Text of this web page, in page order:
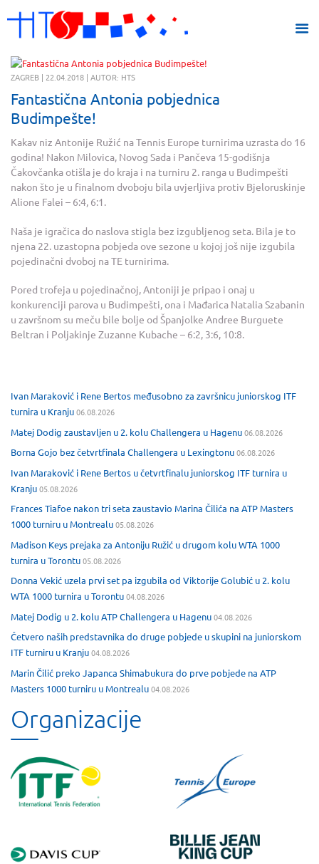
ZAGREB | 22.04.2018 | AUTOR: HTS
Fantastična Antonia pobjednica
Budimpešte!
Kakav niz Antonije Ružić na Tennis Europe turnirima uzrasta do 16
godina! Nakon Milovica, Novog Sada i Pančeva 15-godišnja
Čakovčanka otišla je do kraja i na turniru 2. ranga u Budimpešti
nakon što je u finalnom dvoboju bila uvjerljiva protiv Bjeloruskinje
Alione Falei – 6:4, 6:1.
Naša je igračica do naslova stigla bez izgubljenog seta. Bila je to
njena 22. uzastopna pobjeda ove sezone u kojoj još nije izgubila
pojedinačni dvoboj na TE turnirima.
Pored trofeja u pojedinačnoj, Antoniji je pripao i onaj u
konkurenciji parova u Budimpešti, ona i Mađarica Natalia Szabanin
u završnom su meču bile bolje od Španjolke Andree Burguete
Beltran i Poljakinje Zuzanne Kubache – 6:2, 3:6, 10:8.
Ivan Maraković i Rene Bertos međusobno za završnicu juniorskog ITF
turnira u Kranju06.08.2026
Matej Dodig zaustavljen u 2. kolu Challengera u Hagenu06.08.2026
Borna Gojo bez četvrtfinala Challengera u Lexingtonu06.08.2026
Ivan Maraković i Rene Bertos u četvrtfinalu juniorskog ITF turnira u
Kranju05.08.2026
Frances Tiafoe nakon tri seta zaustavio Marina Čilića na ATP Masters
1000 turniru u Montrealu05.08.2026
Madison Keys prejaka za Antoniju Ružić u drugom kolu WTA 1000
turnira u Torontu05.08.2026
Donna Vekić uzela prvi set pa izgubila od Viktorije Golubić u 2. kolu
WTA 1000 turnira u Torontu04.08.2026
Matej Dodig u 2. kolu ATP Challengera u Hagenu04.08.2026
Četvero naših predstavnika do druge pobjede u skupini na juniorskom
ITF turniru u Kranju04.08.2026
Marin Čilić preko Japanca Shimabukura do prve pobjede na ATP
Masters 1000 turniru u Montrealu04.08.2026
Organizacije